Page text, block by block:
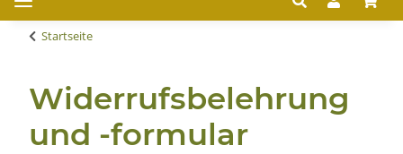
Startseite
Widerrufsbelehrung
und -formular